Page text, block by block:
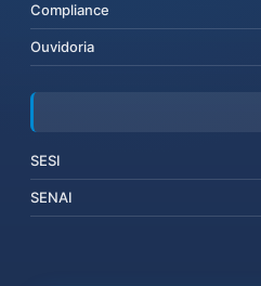
Compliance
Ouvidoria
SESI
SENAI